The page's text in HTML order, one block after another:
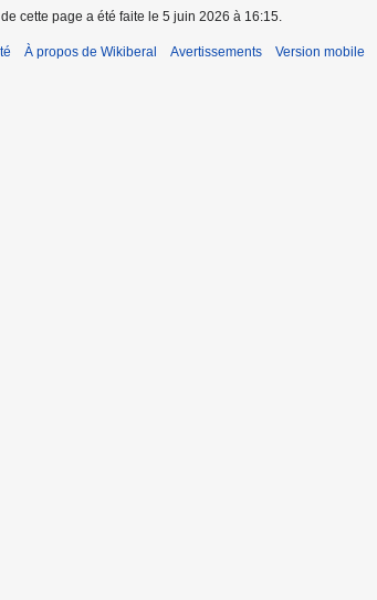
cette page a été faite le 5 juin 2026 à 16:15.
À propos de Wikiberal Avertissements Version mobile